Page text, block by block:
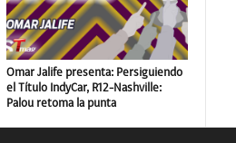
Omar Jalife presenta: Persiguiendo
el Título IndyCar, R12-Nashville:
Palou retoma la punta